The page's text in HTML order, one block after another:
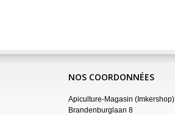
NOS COORDONNÉES
Apiculture-Magasin (Imkershop)
Brandenburglaan 8